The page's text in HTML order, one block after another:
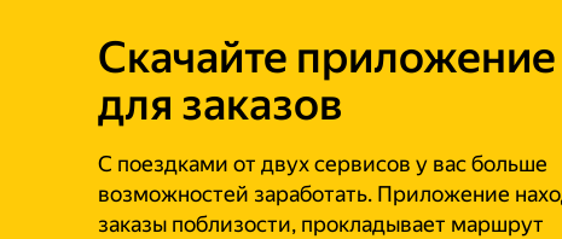
Скачайте приложение
для заказов
С поездками от двух сервисов у вас больше
возможностей заработать. Приложение
заказы поблизости, прокладывает маршрут